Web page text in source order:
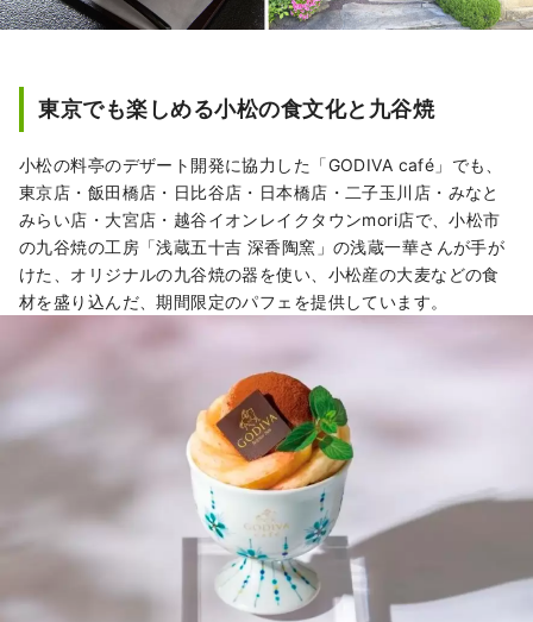
東京でも楽しめる小松の食文化と九谷焼
小松の料亭のデザート開発に協力した「GODIVA café」でも、
東京店・飯田橋店・日比谷店・日本橋店・二子玉川店・みなと
みらい店・大宮店・越谷イオンレイクタウンmori店で、小松市
の九谷焼の工房「浅蔵五十吉 深香陶窯」の浅蔵一華さんが手が
けた、オリジナルの九谷焼の器を使い、小松産の大麦などの食
材を盛り込んだ、期間限定のパフェを提供しています。